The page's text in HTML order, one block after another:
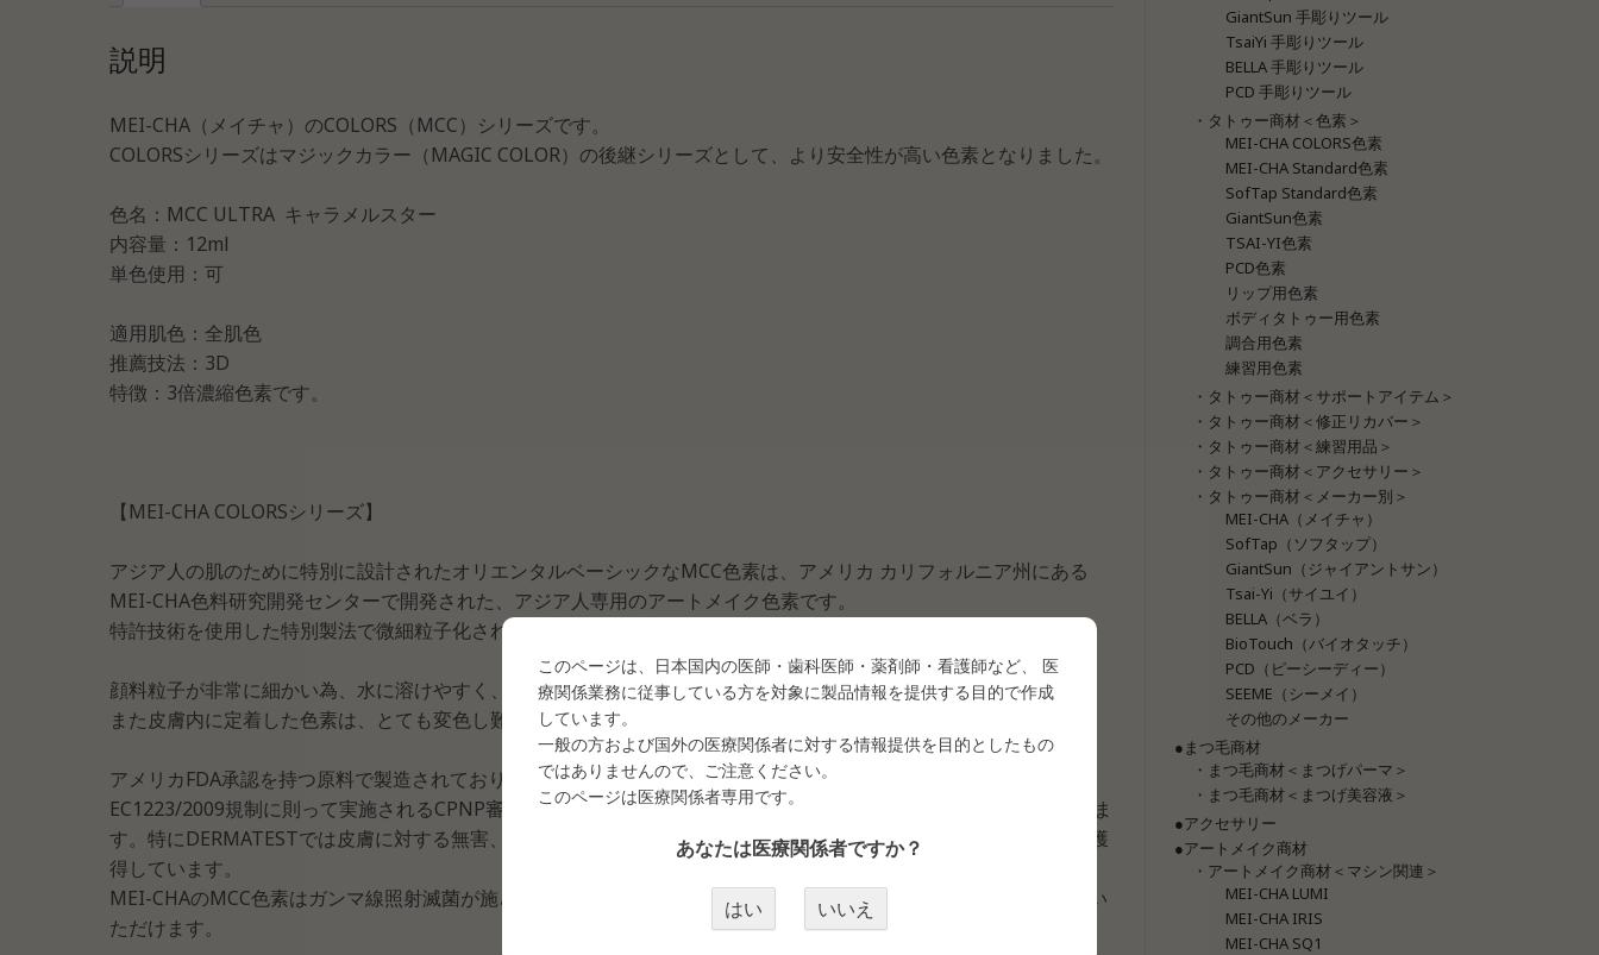
説明
MEI-CHA（メイチャ）のCOLORS（MCC）シリーズです。
COLORSシリーズはマジックカラー（MAGIC COLOR）の後継シリーズとして、より安全性が高い色素となりました。
色名：MCC ULTRA キャラメルスター
内容量：12ml
単色使用：可
適用肌色：全肌色
推薦技法：3D
特徴：3倍濃縮色素です。
【MEI-CHA COLORSシリーズ】
アジア人の肌のために特別に設計されたオリエンタルベーシックなMCC色素は、アメリカ カリフォルニア州にある
MEI-CHA色料研究開発センターで開発された、アジア人専用のアートメイク色素です。
特許技術を使用した特別製法で微細粒子化された植物由来の天然顔料が、主な原料となっています。
顔料粒子が非常に細かい為、水に溶けやすく、劣化しにくく、安定した品質で高濃度を実現しています。
また皮膚内に定着した色素は、とても変色し難く、退色も穏やかに進行するため、非常に長持ちします。
アメリカFDA承認を持つ原料で製造されており、化学添加物やアルコール成分は一切使用されておらず、EUの
EC1223/2009規制に則って実施されるCPNP審査やDERMATESTに合格しており、副作用がないことが保証されていま
す。特にDERMATESTでは皮膚に対する無害、無刺激、無アレルギー性が高く評価され、「VERY GOOD」の認証を獲
得しています。
MEI-CHAのMCC色素はガンマ線照射滅菌が施されていますので、医療アートメイクなどの分野でも安心してご使用い
ただけます。
GiantSun 手彫りツール
TsaiYi 手彫りツール
BELLA 手彫りツール
PCD 手彫りツール
・タトゥー商材＜色素＞
MEI-CHA COLORS色素
MEI-CHA Standard色素
SofTap Standard色素
GiantSun色素
TSAI-YI色素
PCD色素
リップ用色素
ボディタトゥー用色素
調合用色素
練習用色素
・タトゥー商材＜サポートアイテム＞
・タトゥー商材＜修正リカバー＞
・タトゥー商材＜練習用品＞
・タトゥー商材＜アクセサリー＞
・タトゥー商材＜メーカー別＞
MEI-CHA（メイチャ）
SofTap（ソフタップ）
GiantSun（ジャイアントサン）
Tsai-Yi（サイユイ）
BELLA（ベラ）
BioTouch（バイオタッチ）
PCD（ピーシーディー）
SEEME（シーメイ）
その他のメーカー
●まつ毛商材
・まつ毛商材＜まつげパーマ＞
・まつ毛商材＜まつげ美容液＞
●アクセサリー
●アートメイク商材
・アートメイク商材＜マシン関連＞
MEI-CHA LUMI
MEI-CHA IRIS
MEI-CHA SQ1
このページは、日本国内の医師・歯科医師・薬剤師・看護師など、 医
療関係業務に従事している方を対象に製品情報を提供する目的で作成
しています。
一般の方および国外の医療関係者に対する情報提供を目的としたもの
ではありませんので、ご注意ください。
このページは医療関係者専用です。
あなたは医療関係者ですか？
はい いいえ